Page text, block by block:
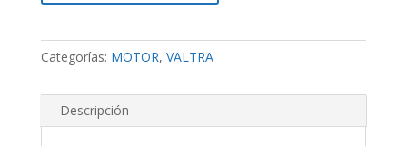
Categorías: MOTOR, VALTRA
Descripción